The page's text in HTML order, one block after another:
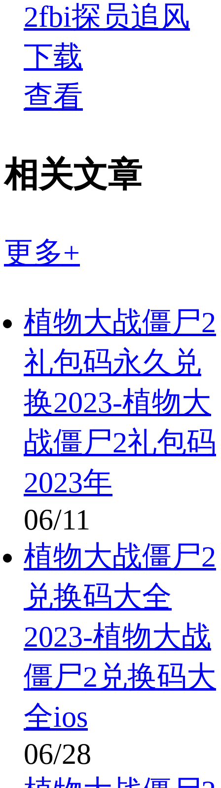
2fbi探员追风
下载
查看
相关文章
更多+
植物大战僵尸2
礼包码永久兑
换2023-植物大
战僵尸2礼包码
2023年
06/11
植物大战僵尸2
兑换码大全
2023-植物大战
僵尸2兑换码大
全ios
06/28